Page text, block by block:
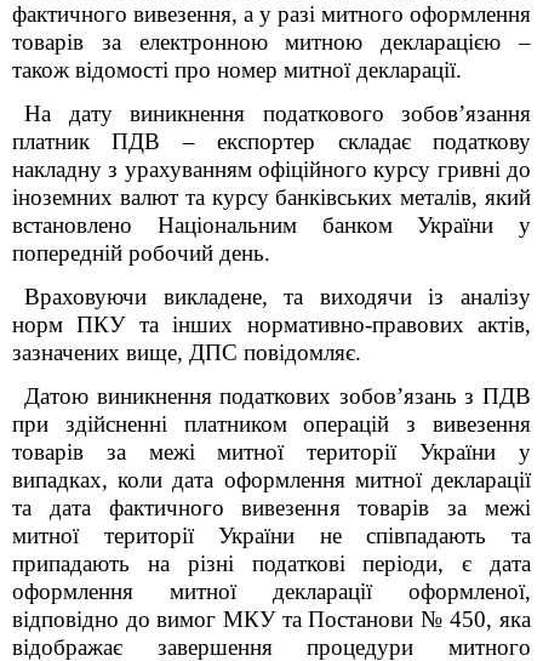
фактичного вивезення, а у разі митного оформлення
товарів за електронною митною декларацією –
також відомості про номер митної декларації.
На дату виникнення податкового зобов’язання
платник ПДВ – експортер складає податкову
накладну з урахуванням офіційного курсу гривні до
іноземних валют та курсу банківських металів, який
встановлено Національним банком України у
попередній робочий день.
Враховуючи викладене, та виходячи із аналізу
норм ПКУ та інших нормативно-правових актів,
зазначених вище, ДПС повідомляє.
Датою виникнення податкових зобов’язань з ПДВ
при здійсненні платником операцій з вивезення
товарів за межі митної території України у
випадках, коли дата оформлення митної декларації
та дата фактичного вивезення товарів за межі
митної території України не співпадають та
припадають на різні податкові періоди, є дата
оформлення митної декларації оформленої,
відповідно до вимог МКУ та Постанови № 450, яка
відображає завершення процедури митного